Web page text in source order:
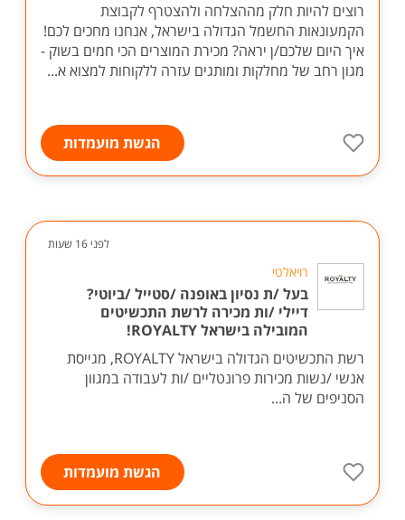
רוצים להיות חלק מההצלחה ולהצטרף לקבוצת
הקמעונאות החשמל הגדולה בישראל, אנחנו מחכים לכם!
איך היום שלכם/ן יראה? מכירת המוצרים הכי חמים בשוק -
מגון רחב של מחלקות ומותגים עזרה ללקוחות למצוא א...
הגשת מועמדות
לפני 16 שעות
רויאלטי
בעל /ת נסיון באופנה /סטייל /ביוטי?
דיילי /ות מכירה לרשת התכשיטים
המובילה בישראל ROYALTY!
רשת התכשיטים הגדולה בישראל ROYALTY, מגייסת
אנשי /נשות מכירות פרונטליים /ות לעבודה במגוון
הסניפים של ה...
הגשת מועמדות